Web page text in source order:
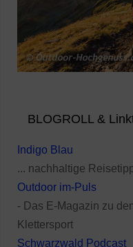
BLOGROLL &
Indigo Blau
... nachhaltige
Outdoor im-Puls
- Das E-Magazin zu
Klettersport
Schwarzwald Podcast